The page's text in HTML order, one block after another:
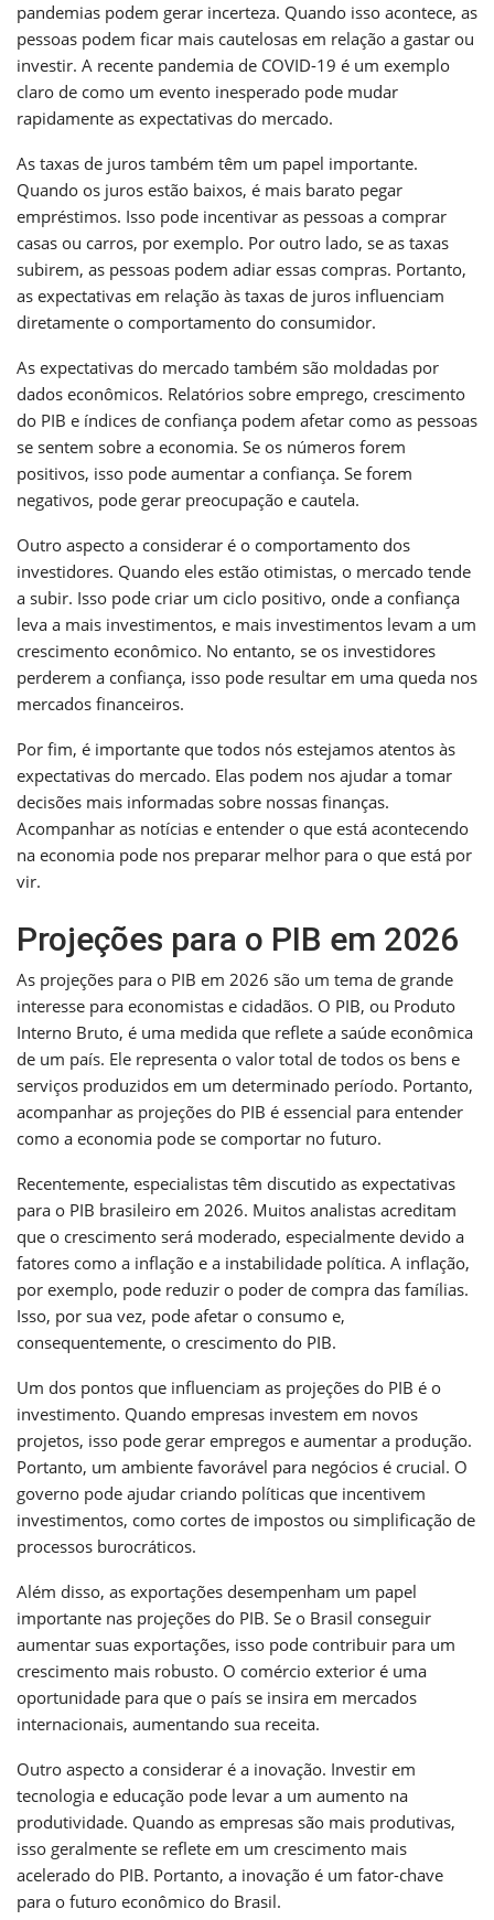
pandemias podem gerar incerteza. Quando isso acontece, as
pessoas podem ficar mais cautelosas em relação a gastar ou
investir. A recente pandemia de COVID-19 é um exemplo
claro de como um evento inesperado pode mudar
rapidamente as expectativas do mercado.
As taxas de juros também têm um papel importante.
Quando os juros estão baixos, é mais barato pegar
empréstimos. Isso pode incentivar as pessoas a comprar
casas ou carros, por exemplo. Por outro lado, se as taxas
subirem, as pessoas podem adiar essas compras. Portanto,
as expectativas em relação às taxas de juros influenciam
diretamente o comportamento do consumidor.
As expectativas do mercado também são moldadas por
dados econômicos. Relatórios sobre emprego, crescimento
do PIB e índices de confiança podem afetar como as pessoas
se sentem sobre a economia. Se os números forem
positivos, isso pode aumentar a confiança. Se forem
negativos, pode gerar preocupação e cautela.
Outro aspecto a considerar é o comportamento dos
investidores. Quando eles estão otimistas, o mercado tende
a subir. Isso pode criar um ciclo positivo, onde a confiança
leva a mais investimentos, e mais investimentos levam a um
crescimento econômico. No entanto, se os investidores
perderem a confiança, isso pode resultar em uma queda nos
mercados financeiros.
Por fim, é importante que todos nós estejamos atentos às
expectativas do mercado. Elas podem nos ajudar a tomar
decisões mais informadas sobre nossas finanças.
Acompanhar as notícias e entender o que está acontecendo
na economia pode nos preparar melhor para o que está por
vir.
Projeções para o PIB em 2026
As projeções para o PIB em 2026 são um tema de grande
interesse para economistas e cidadãos. O PIB, ou Produto
Interno Bruto, é uma medida que reflete a saúde econômica
de um país. Ele representa o valor total de todos os bens e
serviços produzidos em um determinado período. Portanto,
acompanhar as projeções do PIB é essencial para entender
como a economia pode se comportar no futuro.
Recentemente, especialistas têm discutido as expectativas
para o PIB brasileiro em 2026. Muitos analistas acreditam
que o crescimento será moderado, especialmente devido a
fatores como a inflação e a instabilidade política. A inflação,
por exemplo, pode reduzir o poder de compra das famílias.
Isso, por sua vez, pode afetar o consumo e,
consequentemente, o crescimento do PIB.
Um dos pontos que influenciam as projeções do PIB é o
investimento. Quando empresas investem em novos
projetos, isso pode gerar empregos e aumentar a produção.
Portanto, um ambiente favorável para negócios é crucial. O
governo pode ajudar criando políticas que incentivem
investimentos, como cortes de impostos ou simplificação de
processos burocráticos.
Além disso, as exportações desempenham um papel
importante nas projeções do PIB. Se o Brasil conseguir
aumentar suas exportações, isso pode contribuir para um
crescimento mais robusto. O comércio exterior é uma
oportunidade para que o país se insira em mercados
internacionais, aumentando sua receita.
Outro aspecto a considerar é a inovação. Investir em
tecnologia e educação pode levar a um aumento na
produtividade. Quando as empresas são mais produtivas,
isso geralmente se reflete em um crescimento mais
acelerado do PIB. Portanto, a inovação é um fator-chave
para o futuro econômico do Brasil.